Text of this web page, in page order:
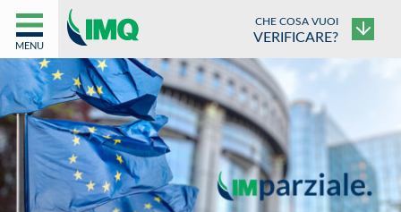
MENU
CHE COSA VUOI
VERIFICARE?